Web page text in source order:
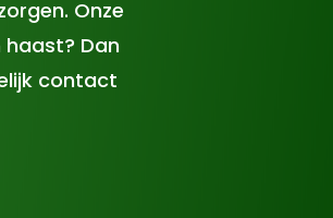
Onze
Dan
contact